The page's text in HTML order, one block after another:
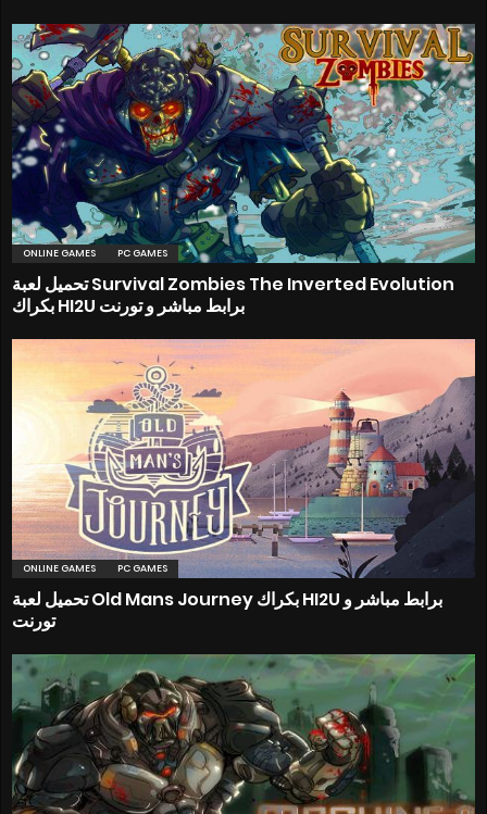
ONLINE GAMES PC GAMES
تحميل لعبة Survival Zombies The Inverted Evolution
بكراك HI2U برابط مباشر و تورنت
ONLINE GAMES PC GAMES
تحميل لعبة Old Mans Journey بكراك HI2U برابط مباشر و
تورنت